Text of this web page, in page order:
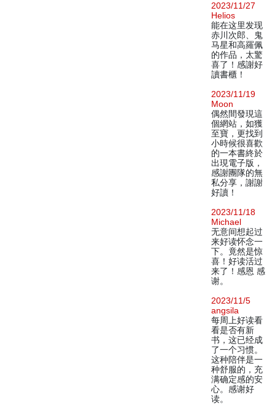
2023/11/27
Helios
能在这里发现
赤川次郎、鬼
马星和高羅佩
的作品，太驚
喜了！感謝好
讀書櫃！
2023/11/19
Moon
偶然間發現這
個網站，如獲
至寶，更找到
小時候很喜歡
的一本書終於
出現電子版，
感謝團隊的無
私分享，謝謝
好讀！
2023/11/18
Michael
无意间想起过
来好读怀念一
下。竟然是惊
喜！好读活过
来了！感恩 感
谢。
2023/11/5
angsila
每周上好读看
看是否有新
书，这已经成
了一个习惯。
这种陪伴是一
种舒服的，充
满确定感的安
心。感谢好
读。